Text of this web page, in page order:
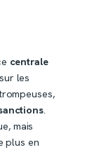
centrale
sur les
.
mais
plus en